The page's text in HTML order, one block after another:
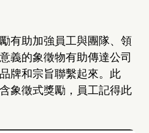
有助加強員工與團隊、領
義的象徵物有助傳達公司
牌和宗旨聯繫起來。此
象徵式獎勵，員工記得此